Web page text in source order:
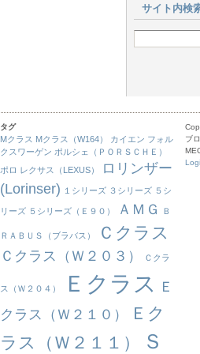
サイト内検
タグ
Mクラス Mクラス（W164） カイエン フォル
クスワーゲン ポルシェ（ＰＯＲＳＣＨＥ）
ポロ レクサス（LEXUS）
ロリンザー
(Lorinser) １シリーズ ３シリーズ ５シ
リーズ ５シリーズ（Ｅ９０） ＡＭＧ Ｂ
ＲＡＢＵＳ（ブラバス） Ｃクラス
Ｃクラス（Ｗ２０３） Ｃクラ
ス（Ｗ２０４） Ｅクラス
Ｅ
クラス（Ｗ２１０）
Ｅク
ラス（Ｗ２１１）
Ｓ
ブ